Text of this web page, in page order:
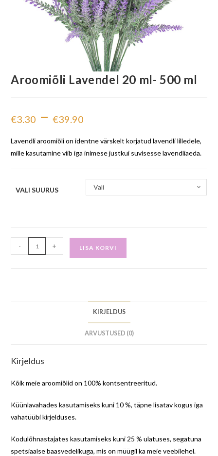
Aroomiõli Lavendel 20 ml- 500 ml
€3.30 – €39.90
Lavendli aroomiõli on identne värskelt korjatud lavendli lilledele,
mille kasutamine viib iga inimese justkui suvisesse lavendliaeda.
VALI SUURUS Vali
- + LISA KORVI
KIRJELDUS
ARVUSTUSED (0)
Kirjeldus
Kõik meie aroomiõlid on 100% kontsentreeritud.
Küünlavahades kasutamiseks kuni 10 %, täpne lisatav kogus iga
vahatüübi kirjelduses.
Kodulõhnastajates kasutamiseks kuni 25 % ulatuses, segatuna
spetsiaalse baasvedelikuga, mis on müügil ka meie veebilehel.